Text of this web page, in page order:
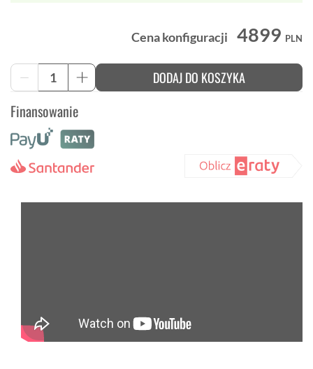
Cena konfiguracji 4899 PLN
-
ilość
Trek
Sport
AL
wszechstronny
rower
+ DODAJ DO KOSZYKA
Finansowanie